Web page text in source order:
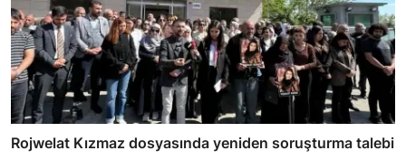
Rojwelat Kızmaz dosyasında yeniden soruşturma talebi